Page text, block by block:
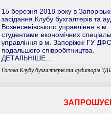
15 березня 2018 року в
засідання Клубу бухгалтерів та
Вознесенівського управління в
студентами економічних
управління в м. Запоріжжі ГУ ДФС
подальшого співробітництва.
ДЕТАЛЬНІШЕ…
Голова Клубу бухгалтерів та аудиторів